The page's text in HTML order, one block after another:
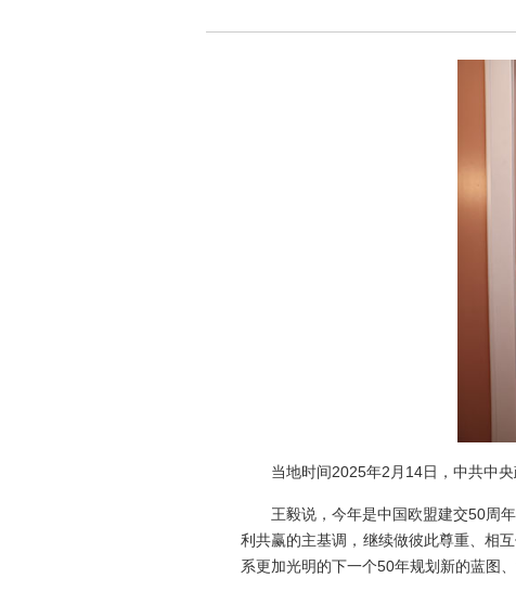
当地时间2025年2月14日，中共中
王毅说，今年是中国欧盟建交50周
利共赢的主基调，继续做彼此尊重、相
系更加光明的下一个50年规划新的蓝图、